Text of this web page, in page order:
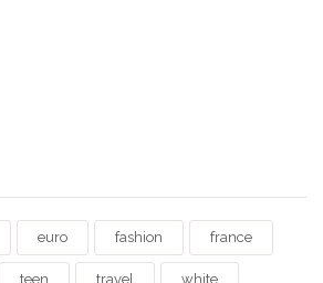
euro fashion france
teen travel white